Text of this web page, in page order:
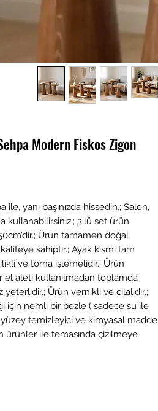
Modern Fiskos Zigon
ile, yanı başınızda hissedin.; Salon,
kullanabilirsiniz.; 3’lü set ürün
Ürün tamamen doğal
sahiptir.; Ayak kısmı tam
ve torna işlemelidir.; Ürün
el aleti kullanılmadan toplamda
yeterlidir.; Ürün vernikli ve cilalıdır.;
için nemli bir bezle ( sadece su ile
yüzey temizleyici ve kimyasal madde
ürünler ile temasında çizilmeye